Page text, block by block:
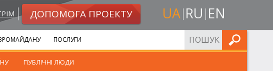
ДОПОМОГА ПРОЕКТУ UA RU EN
ПУБЛІЧНІ ЛЮДИ
ПОСЛУГИ ШУКАТИ